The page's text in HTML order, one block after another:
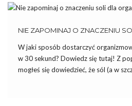
NIE ZAPOMINAJ O ZNACZENIU
W jaki sposób dostarczyć
w 30 sekund? Dowiedz się tutaj! Z
mogłeś się dowiedzieć, że sól (a w